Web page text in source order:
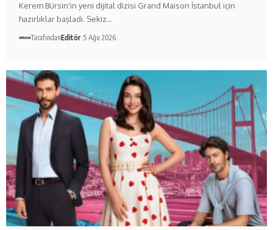
Kerem Bürsin'in yeni dijital dizisi Grand Maison İstanbul için
hazırlıklar başladı. Sekiz…
TarafındanEditör 5 Ağu 2026